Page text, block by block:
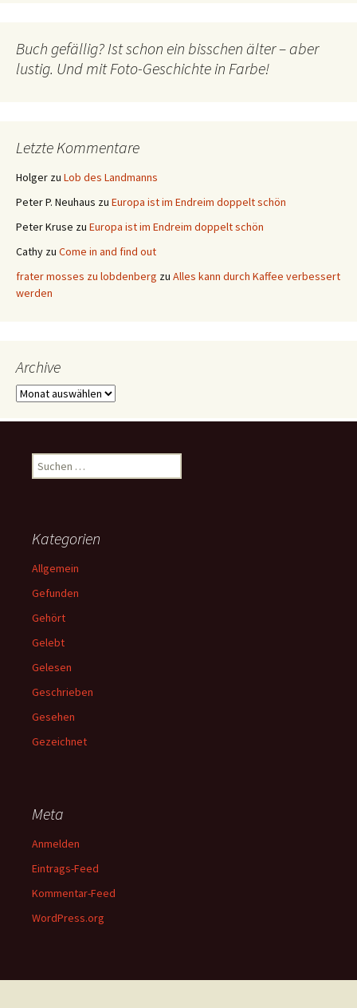
Buch gefällig? Ist schon ein bisschen älter – aber
lustig. Und mit Foto-Geschichte in Farbe!
Letzte Kommentare
Holger zu Lob des Landmanns
Peter P. Neuhaus zu Europa ist im Endreim doppelt schön
Peter Kruse zu Europa ist im Endreim doppelt schön
Cathy zu Come in and find out
frater mosses zu lobdenberg zu Alles kann durch Kaffee verbessert
werden
Archive
Archive
Suchen
nach:
Kategorien
Allgemein
Gefunden
Gehört
Gelebt
Gelesen
Geschrieben
Gesehen
Gezeichnet
Meta
Anmelden
Eintrags-Feed
Kommentar-Feed
WordPress.org